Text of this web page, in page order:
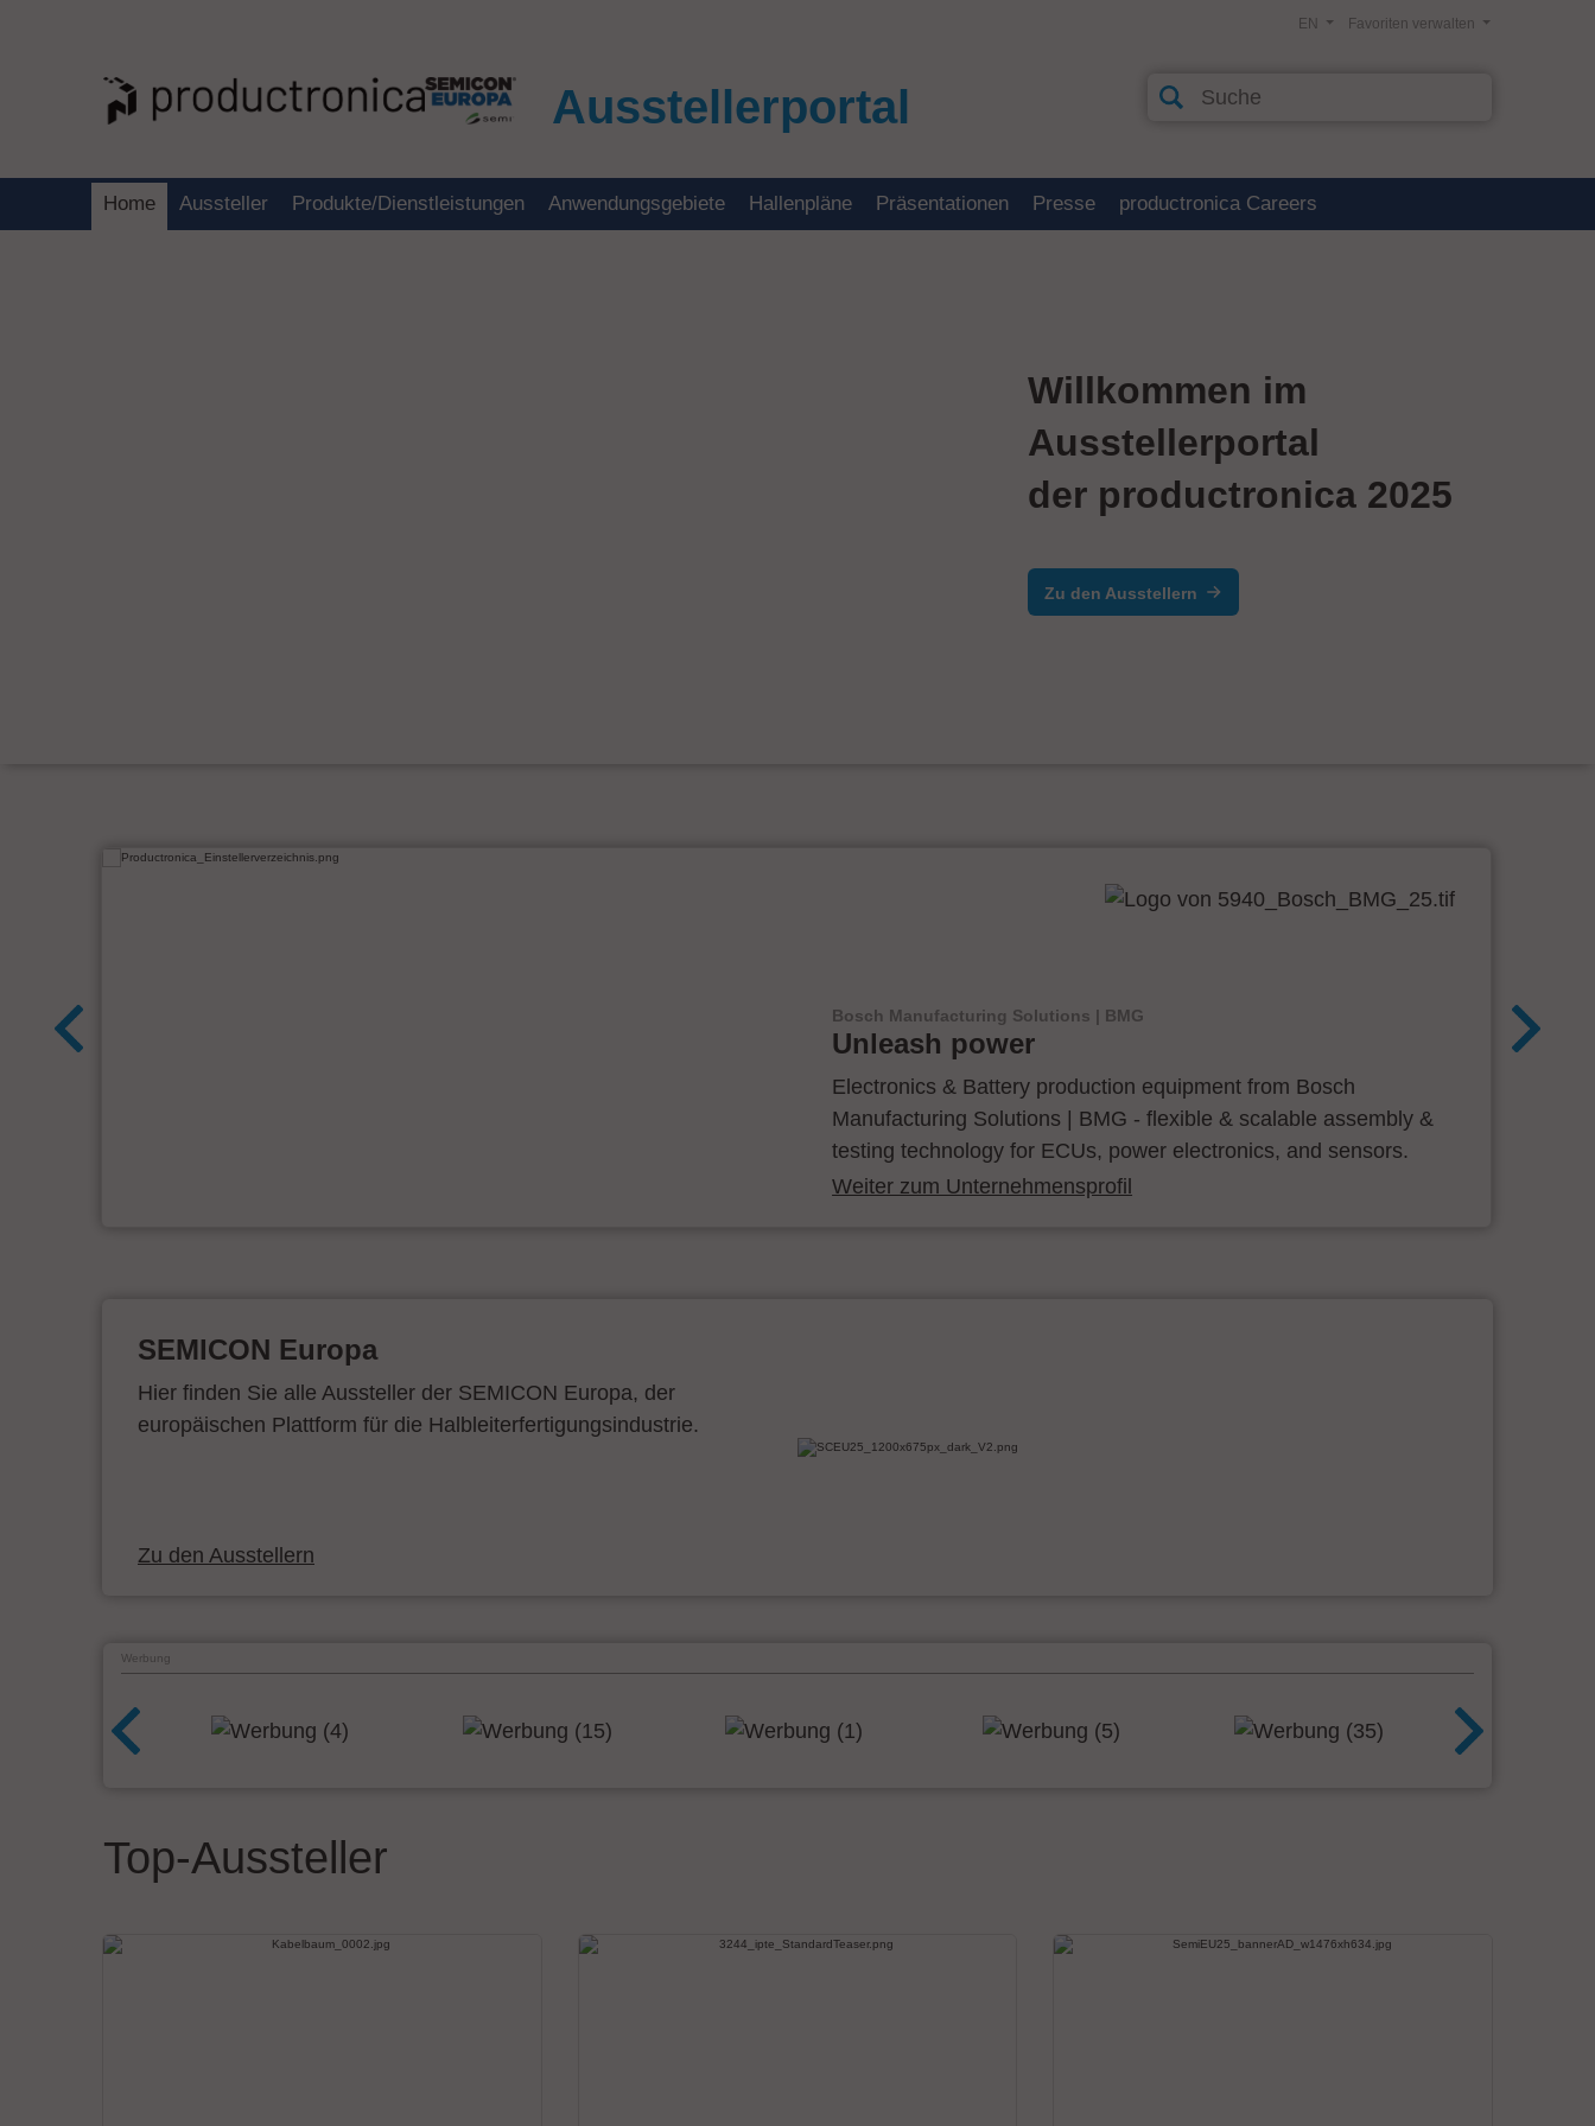
Ausstellerportal
Favoriten verwalten
EN
Home Aussteller Produkte/Dienstleistungen Anwendungsgebiete Hallenpläne Präsentationen Presse productronica Careers
Willkommen im
Ausstellerportal
der productronica 2025
Zu den Ausstellern
Bosch Manufacturing Solutions | BMG
Unleash power
Electronics & Battery production equipment from Bosch
Manufacturing Solutions | BMG - flexible & scalable assembly &
testing technology for ECUs, power electronics, and sensors.
Weiter zum Unternehmensprofil
SEMICON Europa
Hier finden Sie alle Aussteller der SEMICON Europa, der
europäischen Plattform für die Halbleiterfertigungsindustrie.
Zu den Ausstellern
Werbung
Top-Aussteller